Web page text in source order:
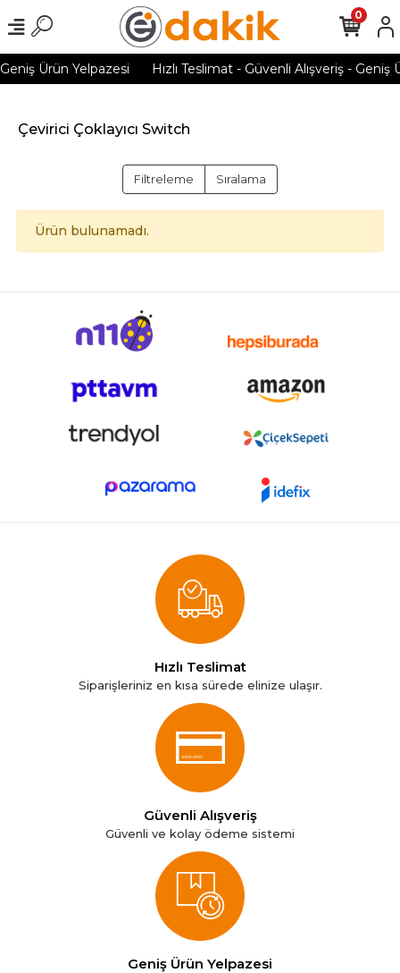
Ürün Yelpazesi Hızlı Teslimat - Güvenli Alışveriş - Geniş
0
Çevirici Çoklayıcı Switch
Filtreleme Sıralama
Ürün bulunamadı.
Hızlı Teslimat
Siparişleriniz en kısa sürede elinize ulaşır.
Güvenli Alışveriş
Güvenli ve kolay ödeme sistemi
Geniş Ürün Yelpazesi